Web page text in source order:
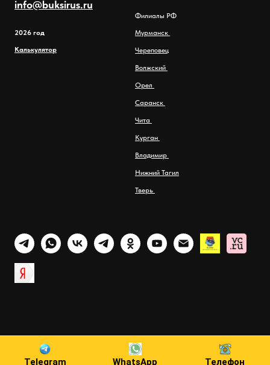
Telegram WhatsApp Телефон
info@buksirus.ru
2026 год
Калькулятор
Филиалы РФ
Мурманск
Череповец
Волжский
Орел
Саранск
Чита
Курган
Владимир
Нижний Тагил
Тверь